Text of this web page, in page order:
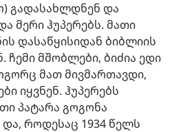
გადასახლდნენ და
მერი ჰუპერებს. მათი
დასაწყისიდან ბიბლიის
ჩემი მშობლები, ბიძია ედი
მათ მივმართავდი,
იყვნენ. ჰუპერებს
პატარა გოგონა
როდესაც 1934 წელს